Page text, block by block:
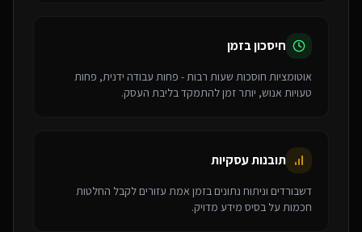
חיסכון בזמן
אוטומציות חוסכות שעות רבות - פחות עבודה ידנית, פחות
טעויות אנוש, יותר זמן להתמקד בליבת העסק.
תובנות עסקיות
דשבורדים וניתוח נתונים בזמן אמת עזורים לקבל החלטות
חכמות על בסיס מידע מדויק.